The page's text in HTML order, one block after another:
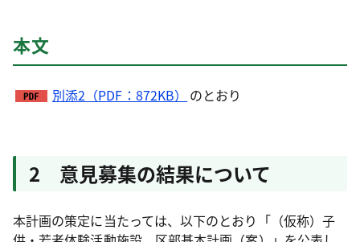
本文
別添2（PDF：872KB） のとおり
2 意見募集の結果について
本計画の策定に当たっては、以下のとおり「（仮称）子